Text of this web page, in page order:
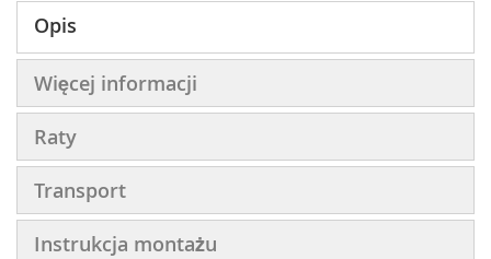
Opis
Więcej informacji
Raty
Transport
Instrukcja montażu